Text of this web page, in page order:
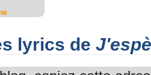
lyrics de